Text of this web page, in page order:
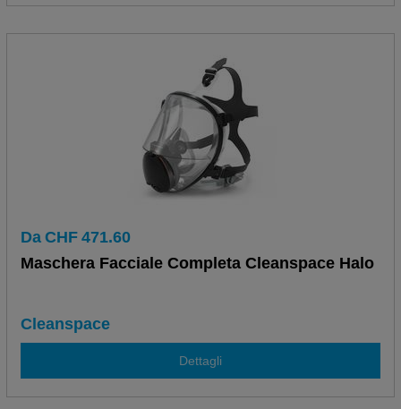
Da CHF 471.60
Maschera Facciale Completa Cleanspace Halo
Cleanspace
Dettagli